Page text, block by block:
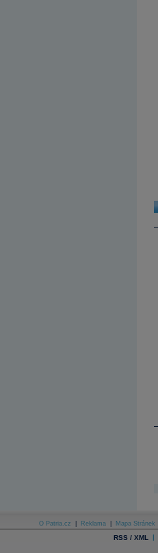
O Patria.cz Reklama Mapa Stránek
RSS / XML |